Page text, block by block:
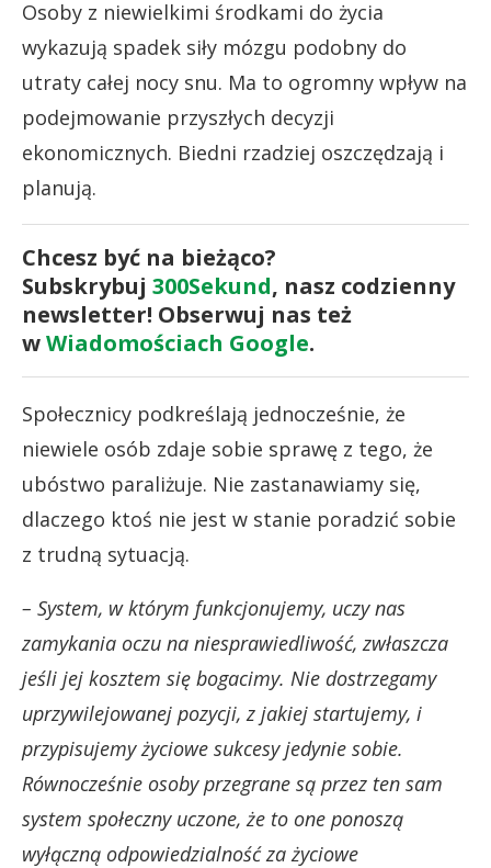
Osoby z niewielkimi środkami do życia
wykazują spadek siły mózgu podobny do
utraty całej nocy snu. Ma to ogromny wpływ na
podejmowanie przyszłych decyzji
ekonomicznych. Biedni rzadziej oszczędzają i
planują.
Chcesz być na bieżąco?
Subskrybuj 300Sekund, nasz codzienny
newsletter! Obserwuj nas też
wWiadomościach Google.
Społecznicy podkreślają jednocześnie, że
niewiele osób zdaje sobie sprawę z tego, że
ubóstwo paraliżuje. Nie zastanawiamy się,
dlaczego ktoś nie jest w stanie poradzić sobie
z trudną sytuacją.
– System, w którym funkcjonujemy, uczy nas
zamykania oczu na niesprawiedliwość, zwłaszcza
jeśli jej kosztem się bogacimy. Nie dostrzegamy
uprzywilejowanej pozycji, z jakiej startujemy, i
przypisujemy życiowe sukcesy jedynie sobie.
Równocześnie osoby przegrane są przez ten sam
system społeczny uczone, że to one ponoszą
wyłączną odpowiedzialność za życiowe